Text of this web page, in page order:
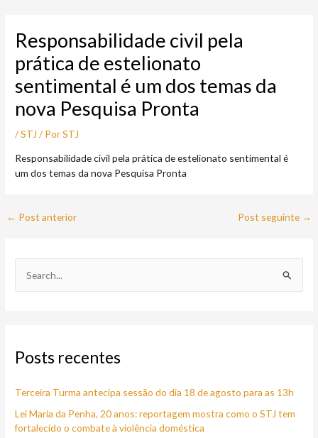
conteúdo
Responsabilidade civil pela
prática de estelionato
sentimental é um dos temas da
nova Pesquisa Pronta
/STJ / PorSTJ
Responsabilidade civil pela prática de estelionato sentimental é
um dos temas da nova Pesquisa Pronta
← Post anterior Post seguinte →
u
s
a
r
Posts recentes
Terceira Turma antecipa sessão do dia 18 de agosto para as 13h
Lei Maria da Penha, 20 anos: reportagem mostra como o STJ tem
fortalecido o combate à violência doméstica